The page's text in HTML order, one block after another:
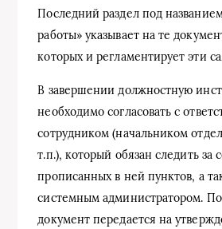
Последний раздел под
работы» указывает на те
которых и регламентирует эти
В завершении должностную
необходимо согласовать с
сотрудником (начальником
т.п.), который обязан следить за
прописанных в ней пунктов, а
системным администратором.
документ передается на